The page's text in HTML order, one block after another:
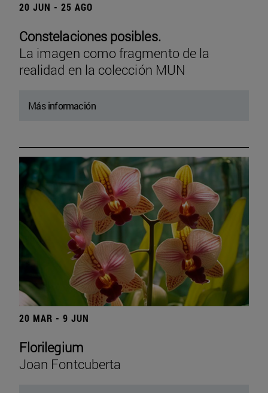
20 JUN - 25 AGO
Constelaciones posibles.
La imagen como fragmento de la
realidad en la colección MUN
Más información
20 MAR - 9 JUN
Florilegium
Joan Fontcuberta